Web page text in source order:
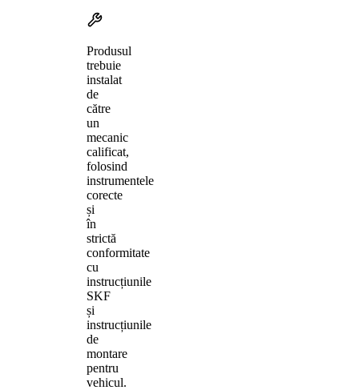
Produsul
trebuie
instalat
de
către
un
mecanic
calificat,
folosind
instrumentele
corecte
și
în
strictă
conformitate
cu
instrucțiunile
SKF
și
instrucțiunile
de
montare
pentru
vehicul.